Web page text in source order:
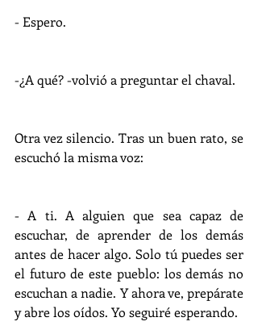
- Espero.
-¿A qué? -volvió a preguntar el chaval.
Otra vez silencio. Tras un buen rato, se
escuchó la misma voz:
- A ti. A alguien que sea capaz de
escuchar, de aprender de los demás
antes de hacer algo. Solo tú puedes ser
el futuro de este pueblo: los demás no
escuchan a nadie. Y ahora ve, prepárate
y abre los oídos. Yo seguiré esperando.